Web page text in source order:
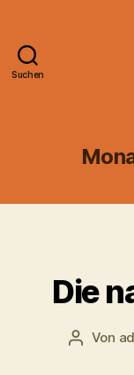
Suchen
Die
Von